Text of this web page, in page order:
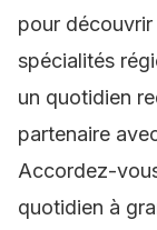
pour
spécialités
un quotidien
partenaire
Accordez-
quotidien à